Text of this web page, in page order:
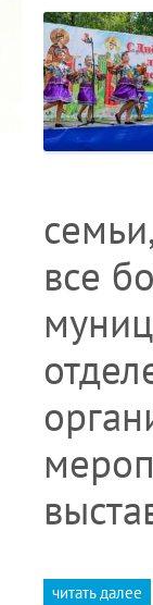
все
читать далее